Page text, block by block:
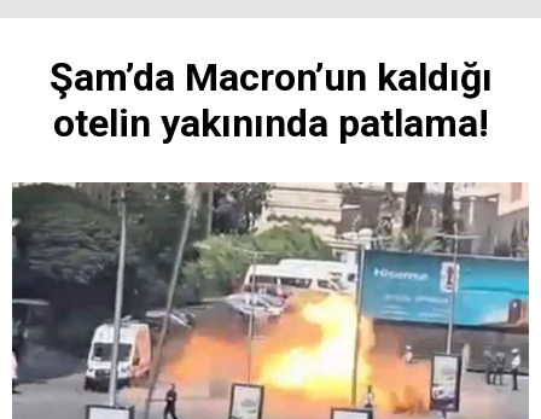
Şam’da Macron’un kaldığı
otelin yakınında patlama!